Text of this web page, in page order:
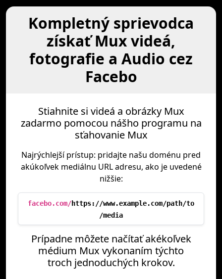
Kompletný sprievodca
získať Mux videá,
fotografie a Audio cez
Facebo
Stiahnite si videá a obrázky Mux
zadarmo pomocou nášho programu na
sťahovanie Mux
Najrýchlejší prístup: pridajte našu doménu pred
akúkoľvek mediálnu URL adresu, ako je uvedené
nižšie:
facebo.com/https://www.example.com/path/to
/media
Prípadne môžete načítať akékoľvek
médium Mux vykonaním týchto
troch jednoduchých krokov.